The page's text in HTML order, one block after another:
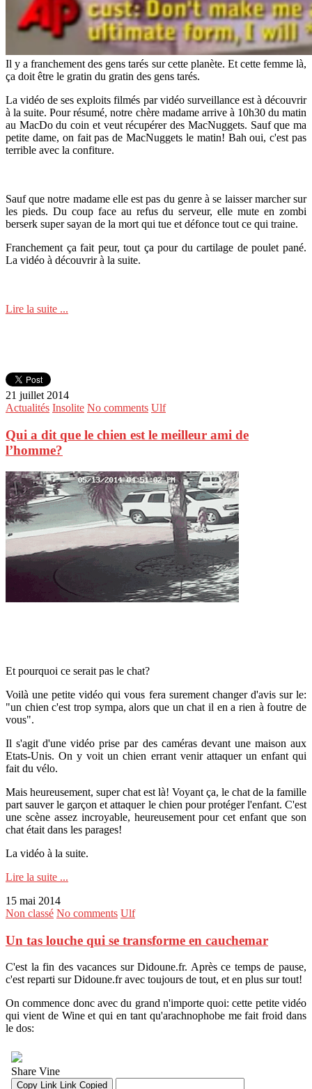
Il y a franchement des gens tarés sur cette planète. Et cette femme là,
ça doit être le gratin du gratin des gens tarés.
La vidéo de ses exploits filmés par vidéo surveillance est à découvrir
à la suite. Pour résumé, notre chère madame arrive à 10h30 du matin
au MacDo du coin et veut récupérer des MacNuggets. Sauf que ma
petite dame, on fait pas de MacNuggets le matin! Bah oui, c'est pas
terrible avec la confiture.
Sauf que notre madame elle est pas du genre à se laisser marcher sur
les pieds. Du coup face au refus du serveur, elle mute en zombi
berserk super sayan de la mort qui tue et défonce tout ce qui traine.
Franchement ça fait peur, tout ça pour du cartilage de poulet pané.
La vidéo à découvrir à la suite.
Lire la suite ...
21 juillet 2014
Actualités Insolite No comments Ulf
Qui a dit que le chien est le meilleur ami de
l’homme?
Et pourquoi ce serait pas le chat?
Voilà une petite vidéo qui vous fera surement changer d'avis sur le:
"un chien c'est trop sympa, alors que un chat il en a rien à foutre de
vous".
Il s'agit d'une vidéo prise par des caméras devant une maison aux
Etats-Unis. On y voit un chien errant venir attaquer un enfant qui
fait du vélo.
Mais heureusement, super chat est là! Voyant ça, le chat de la famille
part sauver le garçon et attaquer le chien pour protéger l'enfant. C'est
une scène assez incroyable, heureusement pour cet enfant que son
chat était dans les parages!
La vidéo à la suite.
Lire la suite ...
15 mai 2014
Non classé No comments Ulf
Un tas louche qui se transforme en cauchemar
C'est la fin des vacances sur Didoune.fr. Après ce temps de pause,
c'est reparti sur Didoune.fr avec toujours de tout, et en plus sur tout!
On commence donc avec du grand n'importe quoi: cette petite vidéo
qui vient de Wine et qui en tant qu'arachnophobe me fait froid dans
le dos: